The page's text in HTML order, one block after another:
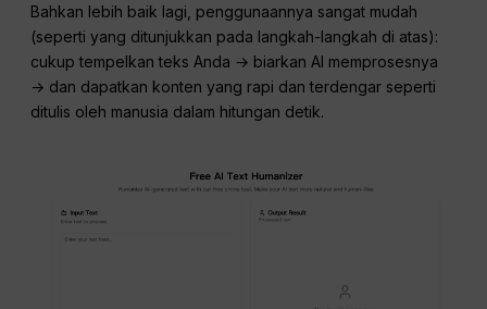
Bahkan lebih baik lagi, penggunaannya sangat mudah
(seperti yang ditunjukkan pada langkah-langkah di atas):
cukup tempelkan teks Anda → biarkan AI memprosesnya
→ dan dapatkan konten yang rapi dan terdengar seperti
ditulis oleh manusia dalam hitungan detik.